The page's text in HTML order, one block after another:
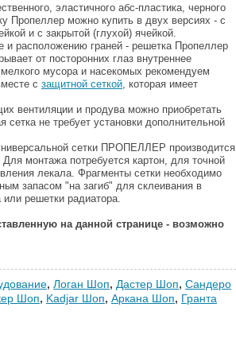
эластичного абс-пластика, черного
Пропеллер можно купить в двух версиях - с
и с закрытой (глухой) ячейкой.
и расположению граней - решетка Пропеллер
от посторонних глаз внутреннее
мелкого мусора и насекомых рекомендуем
с защитной сеткой , которая имеет
вентиляции и продува можно приобретать
сетка не требует установки дополнительной
сетки ПРОПЕЛЛЕР производится
Для монтажа потребуется картон, для точной
лекала. Фрагменты сетки необходимо
запасом "на загиб" для склеивания в
решетки радиатора.
на данной странице - возможно
, Логан Шоп, Дастер Шоп, Сандеро
Шоп, Kadjar Шоп, Аркана Шоп, Гранта